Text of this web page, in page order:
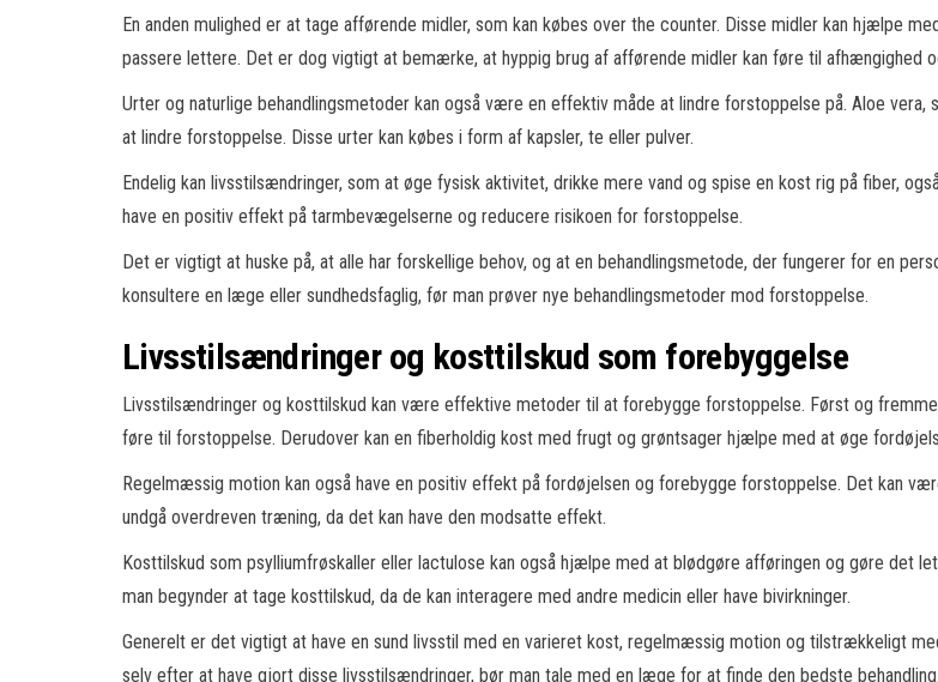
En anden mulighed er at tage afførende midler, som kan købes over the counter. Disse midler kan hjælpe
passere lettere. Det er dog vigtigt at bemærke, at hyppig brug af afførende midler kan føre til afhængighed
Urter og naturlige behandlingsmetoder kan også være en effektiv måde at lindre forstoppelse på. Aloe
at lindre forstoppelse. Disse urter kan købes i form af kapsler, te eller pulver.
Endelig kan livsstilsændringer, som at øge fysisk aktivitet, drikke mere vand og spise en kost rig på fiber,
have en positiv effekt på tarmbevægelserne og reducere risikoen for forstoppelse.
Det er vigtigt at huske på, at alle har forskellige behov, og at en behandlingsmetode, der fungerer for en
konsultere en læge eller sundhedsfaglig, før man prøver nye behandlingsmetoder mod forstoppelse.
Livsstilsændringer og kosttilskud som forebyggelse
Livsstilsændringer og kosttilskud kan være effektive metoder til at forebygge forstoppelse. Først og
føre til forstoppelse. Derudover kan en fiberholdig kost med frugt og grøntsager hjælpe med at øge
Regelmæssig motion kan også have en positiv effekt på fordøjelsen og forebygge forstoppelse. Det kan
undgå overdreven træning, da det kan have den modsatte effekt.
Kosttilskud som psylliumfrøskaller eller lactulose kan også hjælpe med at blødgøre afføringen og gøre det
man begynder at tage kosttilskud, da de kan interagere med andre medicin eller have bivirkninger.
Generelt er det vigtigt at have en sund livsstil med en varieret kost, regelmæssig motion og tilstrækkeligt
selv efter at have gjort disse livsstilsændringer, bør man tale med en læge for at finde den bedste behandling.